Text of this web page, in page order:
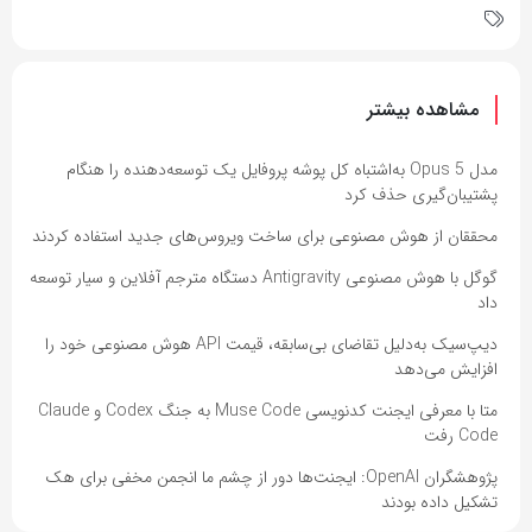
مشاهده بیشتر
مدل Opus 5 به‌اشتباه کل پوشه پروفایل یک توسعه‌دهنده را هنگام
پشتیبان‌گیری حذف کرد
محققان از هوش مصنوعی برای ساخت ویروس‌های جدید استفاده کردند
گوگل با هوش مصنوعی Antigravity دستگاه مترجم آفلاین و سیار توسعه
داد
دیپ‌سیک به‌دلیل تقاضای بی‌سابقه، قیمت API هوش مصنوعی خود را
افزایش می‌دهد
متا با معرفی ایجنت کدنویسی Muse Code به جنگ Codex و Claude
Code رفت
پژوهشگران OpenAI: ایجنت‌ها دور از چشم ما انجمن مخفی برای هک
تشکیل داده بودند